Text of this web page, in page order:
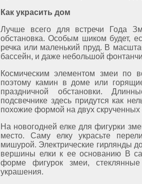
Как украсить дом
Лучше всего для встречи Года
обстановка. Особым шиком будет,
речка или маленький пруд. В
бассейн, и даже небольшой
Космическим элементом змеи по
поэтому камин в доме или
праздничной обстановки.
подсвечнике здесь придутся как
похожие формой на двух скрученных
На новогодней елке для фигурки
место. Саму елку украсьте
мишурой. Электрические гирлянды
вершины елки к ее основанию В
форме фигурок змеи, стеклянные
украшения.